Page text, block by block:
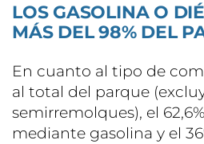
LOS GASOLINA O
MÁS DEL 98% DEL
En cuanto al tipo de
al total del parque
semirremolques), el
mediante gasolina y el